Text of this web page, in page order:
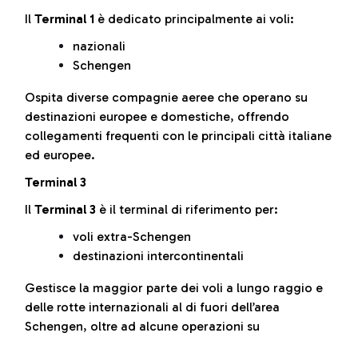
Il Terminal 1 è dedicato principalmente ai voli:
nazionali
Schengen
Ospita diverse compagnie aeree che operano su
destinazioni europee e domestiche, offrendo
collegamenti frequenti con le principali città italiane
ed europee.
Terminal 3
Il Terminal 3 è il terminal di riferimento per:
voli extra-Schengen
destinazioni intercontinentali
Gestisce la maggior parte dei voli a lungo raggio e
delle rotte internazionali al di fuori dell’area
Schengen, oltre ad alcune operazioni su